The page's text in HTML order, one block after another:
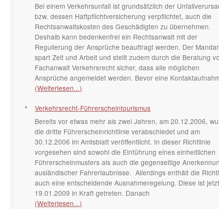
Bei einem Verkehrsunfall ist grundsätzlich der
bzw. dessen Haftpflichtversicherung verpflichtet, auch die
Rechtsanwaltskosten des Geschädigten zu übernehmen.
Deshalb kann bedenkenfrei ein Rechtsanwalt mit der
Regulierung der Ansprüche beauftragt werden. Der
spart Zeit und Arbeit und stellt zudem durch die Beratung
Fachanwalt Verkehrsrecht sicher, dass alle möglichen
Ansprüche angemeldet werden. Bevor eine
(Weiterlesen...)
Verkehrsrecht-Führerscheintourismus
Bereits vor etwas mehr als zwei Jahren, am 20.12.2006,
die dritte Führerscheinrichtlinie verabschiedet und am
30.12.2006 im Amtsblatt veröffentlicht. In dieser Richtlinie
vorgesehen sind sowohl die Einführung eines einheitlichen
Führerscheinmusters als auch die gegenseitige
ausländischer Fahrerlaubnisse. Allerdings enthält die
auch eine entscheidende Ausnahmeregelung. Diese ist
19.01.2009 in Kraft getreten. Danach
(Weiterlesen...)